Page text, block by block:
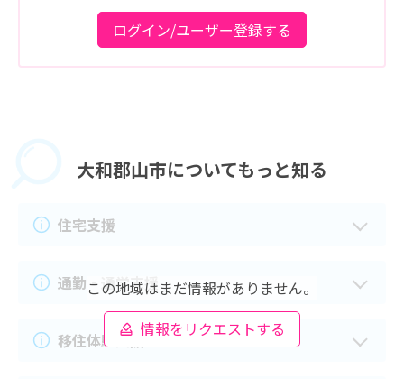
ログイン/ユーザー登録する
大和郡山市についてもっと知る
この地域はまだ情報がありません。
情報をリクエストする
住宅支援
通勤・通学支援
移住体験支援